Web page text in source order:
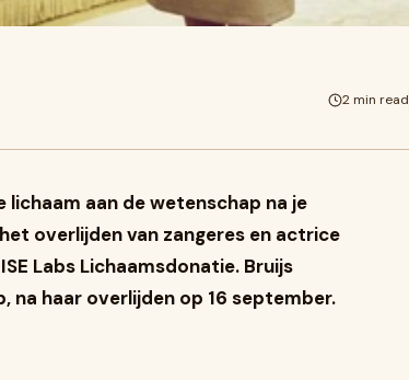
2 min read
aan de wetenschap na je
overlijden van zangeres en actrice
Labs Lichaamsdonatie. Bruijs
na haar overlijden op 16 september.